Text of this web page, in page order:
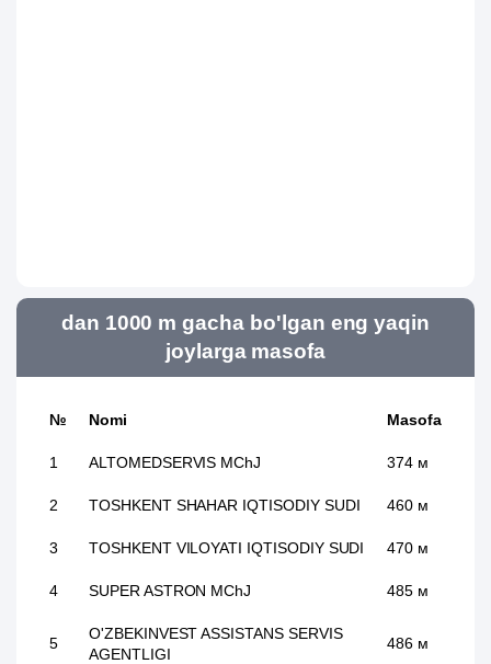
dan 1000 m gacha bo'lgan eng yaqin
joylarga masofa
№ Nomi Masofa
1 ALTOMEDSERVIS MChJ 374 м
2 TOSHKENT SHAHAR IQTISODIY SUDI 460 м
3 TOSHKENT VILOYATI IQTISODIY SUDI 470 м
4 SUPER ASTRON MChJ 485 м
5
O'ZBEKINVEST ASSISTANS SERVIS
AGENTLIGI
486 м